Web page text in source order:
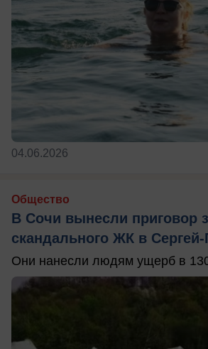
04.06.2026
Общество
В Сочи вынесли приговор
скандального ЖК в
Они нанесли людям ущерб в